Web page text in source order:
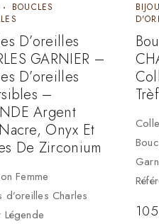
BOUCLES
D’oreilles
GARNIER –
D’oreilles
–
Argent
Onyx Et
De Zirconium
Femme
d’oreilles Charles